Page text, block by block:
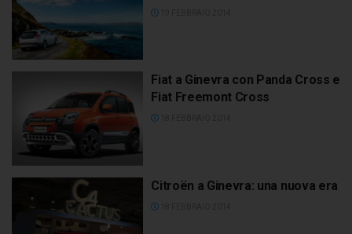
Fiat a Ginevra con Panda Cross e
Fiat Freemont Cross
Citroën a Ginevra: una nuova era